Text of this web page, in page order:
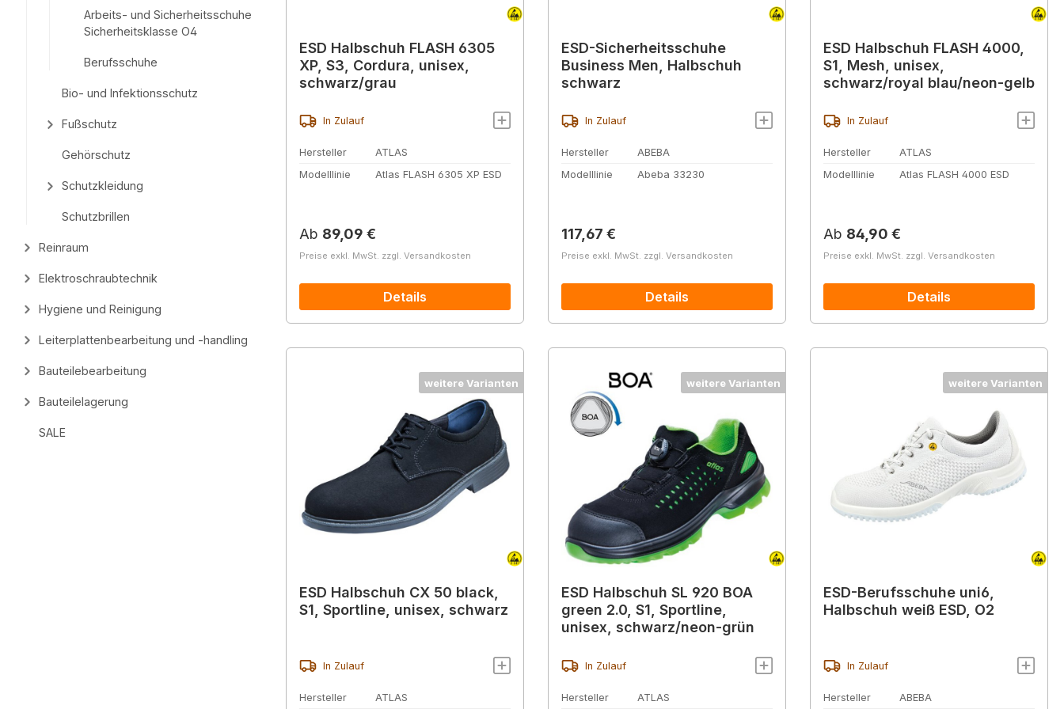
Arbeits- und Sicherheitsschuhe
Sicherheitsklasse O4
Berufsschuhe
Bio- und Infektionsschutz
Fußschutz
Gehörschutz
Schutzkleidung
Schutzbrillen
Reinraum
Elektroschraubtechnik
Hygiene und Reinigung
Leiterplattenbearbeitung und -handling
Bauteilebearbeitung
Bauteilelagerung
SALE
ESD Halbschuh FLASH 6305
XP, S3, Cordura, unisex,
schwarz/grau
In Zulauf
Hersteller
ATLAS
Modelllinie
Atlas FLASH 6305 XP ESD
Regulärer Preis:
Ab 89,09 €
Preise exkl. MwSt. zzgl. Versandkosten
Details
ESD-Sicherheitsschuhe
Business Men, Halbschuh
schwarz
In Zulauf
Hersteller
ABEBA
Modelllinie
Abeba 33230
Regulärer Preis:
117,67 €
Preise exkl. MwSt. zzgl. Versandkosten
Details
ESD Halbschuh FLASH 4000,
S1, Mesh, unisex,
schwarz/royal blau/neon-gelb
In Zulauf
Hersteller
ATLAS
Modelllinie
Atlas FLASH 4000 ESD
Regulärer Preis:
Ab 84,90 €
Preise exkl. MwSt. zzgl. Versandkosten
Details
weitere Varianten
ESD Halbschuh CX 50 black,
S1, Sportline, unisex, schwarz
In Zulauf
Hersteller ATLAS
weitere Varianten
ESD Halbschuh SL 920 BOA
green 2.0, S1, Sportline,
unisex, schwarz/neon-grün
In Zulauf
Hersteller ATLAS
weitere Varianten
ESD-Berufsschuhe uni6,
Halbschuh weiß ESD, O2
In Zulauf
Hersteller ABEBA